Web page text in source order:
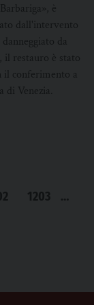
è
dall'intervento
da
il restauro è stato
il conferimento a
Venezia.
1203
…